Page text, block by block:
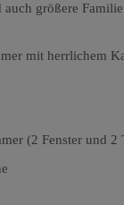
größere
mit herrlichem
(2 Fenster und 2